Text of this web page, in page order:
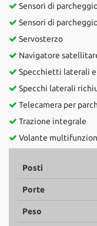
Sensori di
Sensori di
Servosterzo
Navigatore
Specchietti laterali
Specchi laterali
Telecamera per
Trazione integrale
Volante
Posti
Porte
Peso